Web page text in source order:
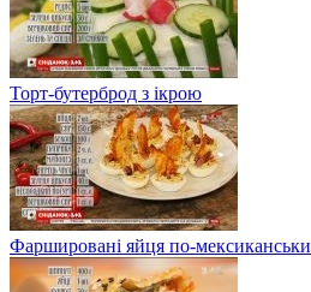
Торт-бутерброд з ікрою
Фаршировані яйця по-мексиканськи